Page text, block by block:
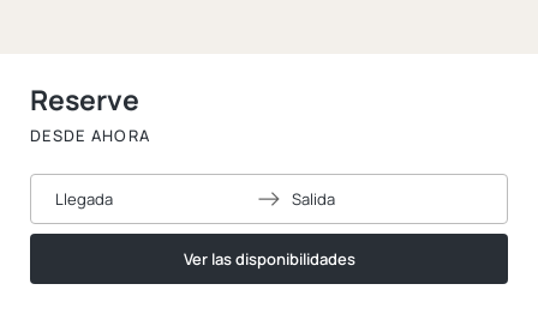
Reserve
DESDE AHORA
Llegada Salida
Ver las disponibilidades